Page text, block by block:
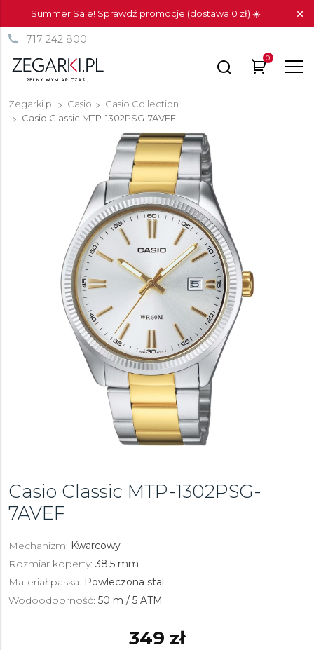
Summer Sale! Sprawdź promocje (dostawa 0 zł) ☀️
717 242 800
0
Zegarki.pl Casio
Casio Collection
Casio Classic MTP-1302PSG-7AVEF
Casio Classic MTP-1302PSG-
7AVEF
Mechanizm: Kwarcowy
Rozmiar koperty: 38,5 mm
Materiał paska: Powleczona stal
Wodoodporność: 50 m / 5 ATM
349 zł